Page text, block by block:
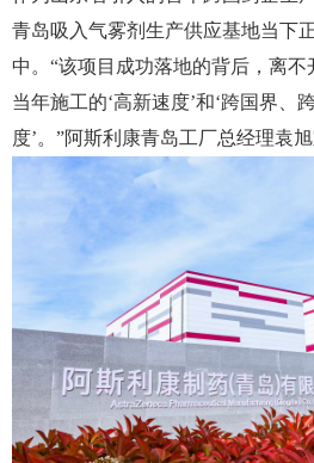
青岛吸入气雾剂生产供应基地当下
中。“该项目成功落地的背后，离不
当年施工的‘高新速度’和‘跨国界、
度’。”阿斯利康青岛工厂总经理袁旭